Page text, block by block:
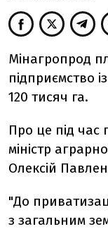
Мінагропрод
підприємство
120 тисяч га.
Про це під час
міністр
Олексій
"До
з загальним